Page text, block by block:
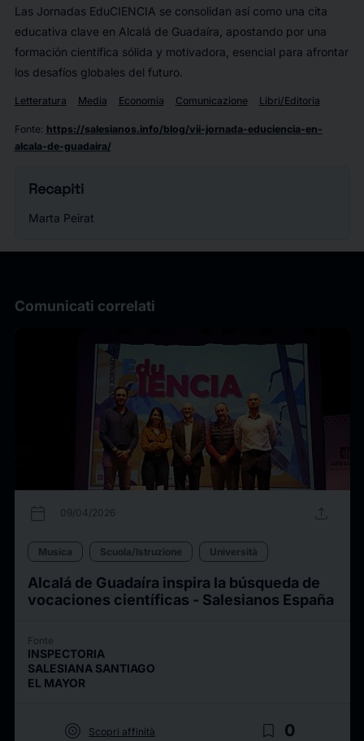
Las Jornadas EduCIENCIA se consolidan así como una cita
educativa clave en Alcalá de Guadaíra, apostando por una
formación científica sólida y motivadora, esencial para afrontar
los desafíos globales del futuro.
Letteratura Media Economia Comunicazione Libri/Editoria
Fonte: https://salesianos.info/blog/vii-jornada-educiencia-en-
alcala-de-guadaira/
Recapiti
Marta Peirat
Comunicati correlati
calendar_today 09/04/2026 upload
Musica Scuola/Istruzione Università
Alcalá de Guadaíra inspira la búsqueda de
vocaciones científicas - Salesianos España
Fonte
INSPECTORIA
SALESIANA SANTIAGO
EL MAYOR
target Scopri affinità bookmark_border 0